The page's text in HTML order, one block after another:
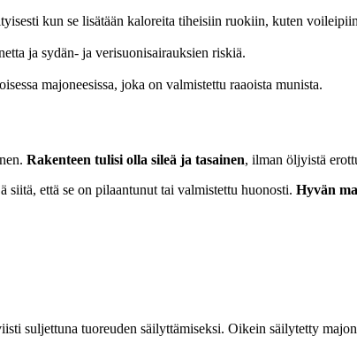
kun se lisätään kaloreita tiheisiin ruokiin, kuten
ja sydän- ja verisuonisairauksien riskiä.
majoneesissa, joka on valmistettu raaoista munista.
Rakenteen tulisi olla sileä ja tasainen, ilman öljyistä
siitä, että se on pilaantunut tai valmistettu huonosti. Hyvän
suljettuna tuoreuden säilyttämiseksi. Oikein säilytetty